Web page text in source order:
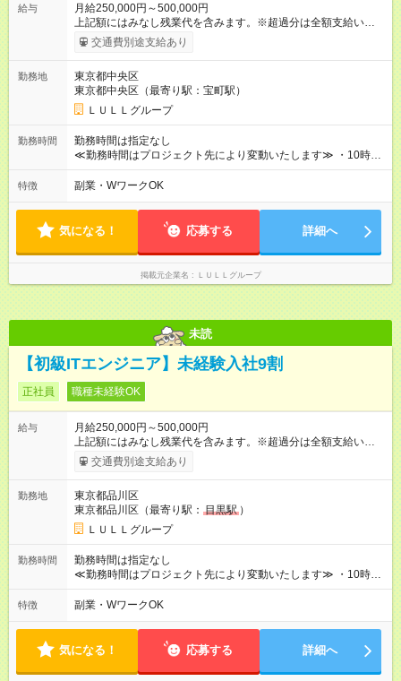
給与
月給250,000円～500,000円
上記額にはみなし残業代を含みます。※超過分は全額支給いたし
ます。 みなし残業代 21,675円／月 みなし残業時間 12時間／月 -
------------------------------------------------------- ≪経験者の方は以下と
万円～＋業績賞与＋交通費＋各種手当 ※固定残業代（30時間/6
万6，610円分）を含む。超過分は追加支給いたします 能力やス
キルを考慮し初任給を決定。経験者の方は前給考慮も可能で
す！ ◎昇給年1回（研修終了後） ◎賞与年2回（2月・8月）＋業
績賞与あり ◤スキルアップも、収入アップも。◢ 入社後の成長
や頑張りは、しっかり給与で還元しています。 実際にほぼ全員
上アップした社員も。 エンジニアへの還元率は業界高水準の
87％。 スキルを磨いた分だけ、収入アップも目指せる環境で
す！ 【試用期間】試用期間あり 試用期間の長さ：6ヶ月 ※ 雇用
形態と給与に、本採用時と異なる部分があります。 雇用形態：
中途採用（契約社員） 給与：月給 230,000円以上 上記額にはみ
なし残業代を含みます。※超過分は全額支給いたします。 みな
別途支給いたします ※研修期間中（最大12ヶ月間）も、試用期
交通費別途支給あり
勤務地
東京都中央区
東京都中央区（最寄り駅：宝町駅）
ＬＵＬＬグループ
勤務時間
勤務時間は指定なし
≪勤務時間はプロジェクト先により変動いたします≫ ・10時00
分～19時00分（休憩1時間） ・9時00分～18時00分（休憩1時
間） ＼平日夜も、ちゃんと「自分時間」がつくれます／ 残業は
やサウナなど、 趣味の時間を楽しむ社員も多くいます◎
特徴 副業・WワークOK
気になる！ 応募する 詳細へ
掲載元企業名 ＬＵＬＬグループ
未読
【初級ITエンジニア】未経験入社9割
正社員 職種未経験OK
給与
月給250,000円～500,000円
上記額にはみなし残業代を含みます。※超過分は全額支給いたし
ます。 みなし残業代 21,675円／月 みなし残業時間 12時間／月 -
------------------------------------------------------- ≪経験者の方は以下と
万円～＋業績賞与＋交通費＋各種手当 ※固定残業代（30時間/6
万6，610円分）を含む。超過分は追加支給いたします 能力やス
キルを考慮し初任給を決定。経験者の方は前給考慮も可能で
す！ ◎昇給年1回（研修終了後） ◎賞与年2回（2月・8月）＋業
績賞与あり ◤スキルアップも、収入アップも。◢ 入社後の成長
や頑張りは、しっかり給与で還元しています。 実際にほぼ全員
上アップした社員も。 エンジニアへの還元率は業界高水準の
87％。 スキルを磨いた分だけ、収入アップも目指せる環境で
す！ 【試用期間】試用期間あり 試用期間の長さ：6ヶ月 ※ 雇用
形態と給与に、本採用時と異なる部分があります。 雇用形態：
中途採用（契約社員） 給与：月給 230,000円以上 上記額にはみ
なし残業代を含みます。※超過分は全額支給いたします。 みな
交通費別途支給あり
勤務地
東京都品川区
東京都品川区（最寄り駅： 目黒駅 ）
ＬＵＬＬグループ
勤務時間
勤務時間は指定なし
≪勤務時間はプロジェクト先により変動いたします≫ ・10時00
分～19時00分（休憩1時間） ・9時00分～18時00分（休憩1時
間） ＼平日夜も、ちゃんと「自分時間」がつくれます／ 残業は
やサウナなど、 趣味の時間を楽しむ社員も多くいます◎
特徴 副業・WワークOK
気になる！ 応募する 詳細へ